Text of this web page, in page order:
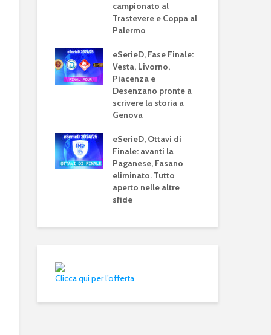
eSerieD!
campionato al
Trastevere e Coppa al
Palermo
eSerieD, Fase Finale:
Vesta, Livorno,
Piacenza e
Desenzano pronte a
scrivere la storia a
Genova
eSerieD, Ottavi di
Finale: avanti la
Paganese, Fasano
eliminato. Tutto
aperto nelle altre
sfide
Clicca qui per l’offerta
L’Atalanta eSports
schiera la sua
eSerie A
eFootball 2024: a
metà settembre la
v4.0.0, ma non sarà
eFootball 2025
dollari